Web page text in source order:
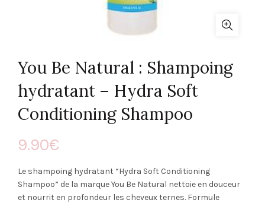
You Be Natural : Shampoing
hydratant – Hydra Soft
Conditioning Shampoo
9.90€
Le shampoing hydratant “Hydra Soft Conditioning
Shampoo” de la marque You Be Natural nettoie en douceur
et nourrit en profondeur les cheveux ternes. Formule